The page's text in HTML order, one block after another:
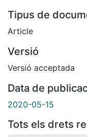
Tipus de
Article
Versió
Versió acceptada
Data de
2020-05-15
Tots els drets